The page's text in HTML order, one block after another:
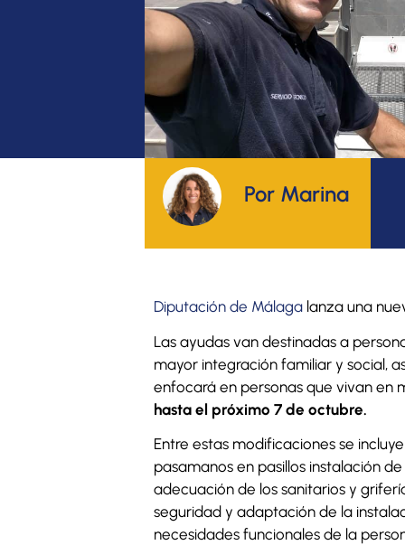
Por Marina
Diputación de Málagalanza una
Las ayudas van destinadas a
mayor integración familiar y social,
enfocará en personas que vivan en
hasta el próximo 7 de octubre.
Entre estas modificaciones se
pasamanos en pasillos instalación
adecuación de los sanitarios y
seguridad y adaptación de la
necesidades funcionales de la